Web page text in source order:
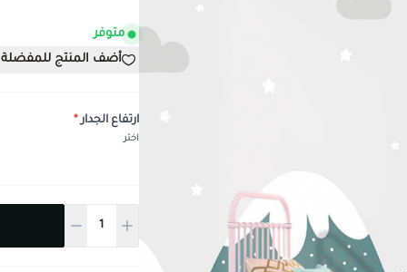
متوفر
أضف المنتج للمفضلة
ارتفاع الجدار*
اختر